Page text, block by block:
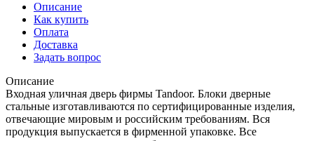
Описание
Как купить
Оплата
Доставка
Задать вопрос
Описание
Входная уличная дверь фирмы Tandoor. Блоки дверные
стальные изготавливаются по сертифицированные изделия,
отвечающие мировым и российским требованиям. Вся
продукция выпускается в фирменной упаковке. Все